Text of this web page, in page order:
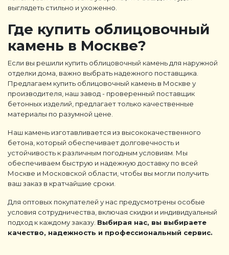
выглядеть стильно и ухоженно.
Где купить облицовочный
камень в Москве?
Если вы решили купить облицовочный камень для наружной
отделки дома, важно выбрать надежного поставщика.
Предлагаем купить облицовочный камень в Москве у
производителя, наш завод - проверенный поставщик
бетонных изделий, предлагает только качественные
материалы по разумной цене.
Наш камень изготавливается из высококачественного
бетона, который обеспечивает долговечность и
устойчивость к различным погодным условиям. Мы
обеспечиваем быструю и надежную доставку по всей
Москве и Московской области, чтобы вы могли получить
ваш заказ в кратчайшие сроки.
Для оптовых покупателей у нас предусмотрены особые
условия сотрудничества, включая скидки и индивидуальный
подход к каждому заказу. Выбирая нас, вы выбираете
качество, надежность и профессиональный сервис.